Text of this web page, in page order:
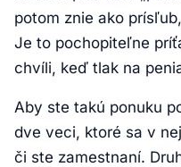
potom znie ako
Je to pochopiteľne
chvíli, keď tlak na
Aby ste takú ponuku
dve veci, ktoré sa v
či ste zamestnaní.